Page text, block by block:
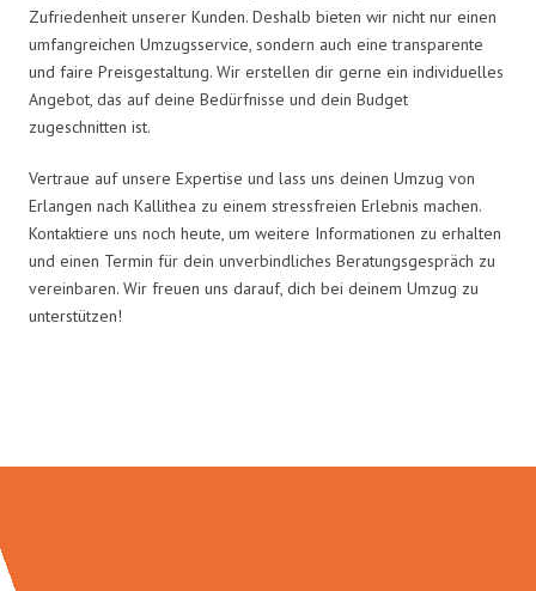
Zufriedenheit unserer Kunden. Deshalb bieten wir nicht nur einen
umfangreichen Umzugsservice, sondern auch eine transparente
und faire Preisgestaltung. Wir erstellen dir gerne ein individuelles
Angebot, das auf deine Bedürfnisse und dein Budget
zugeschnitten ist.
Vertraue auf unsere Expertise und lass uns deinen Umzug von
Erlangen nach Kallithea zu einem stressfreien Erlebnis machen.
Kontaktiere uns noch heute, um weitere Informationen zu erhalten
und einen Termin für dein unverbindliches Beratungsgespräch zu
vereinbaren. Wir freuen uns darauf, dich bei deinem Umzug zu
unterstützen!